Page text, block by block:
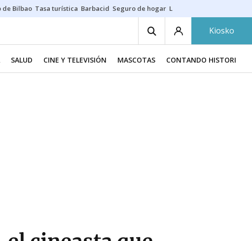
de Bilbao Tasa turística Barbacid Seguro de hogar Lío Athletic-Osasuna
Kiosko
SALUD CINE Y TELEVISIÓN MASCOTAS CONTANDO HISTORIAS